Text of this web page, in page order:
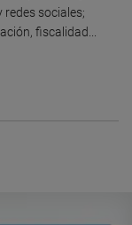
sociales;
fiscalidad...